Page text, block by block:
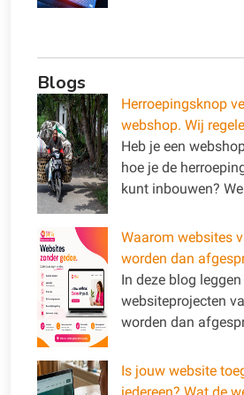
Blogs
Herroepingsknop
webshop. Wij
Heb je een
hoe je de
kunt inbouwen?
Waarom websites
worden dan
In deze blog
websiteprojecten
worden dan
Is jouw website